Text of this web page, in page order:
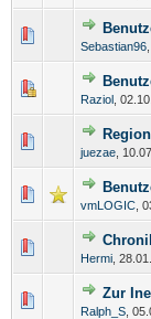
Sebastian96
Raziol
juezae
vmLOGIC
Hermi
Zur
Ralph_S